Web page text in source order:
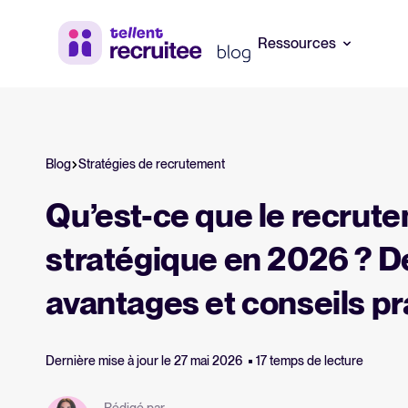
Ressources
recrutement
checklists gratuits.
Webinaires
Sessions à la demande avec des
experts.
Tellent
Tellent
Blog Stratégies de recrutement
Qu’est-ce que le
stratégique en 2026 ?
avantages et conseils
Dernière mise à jour le 27 mai 2026 17 temps de lecture